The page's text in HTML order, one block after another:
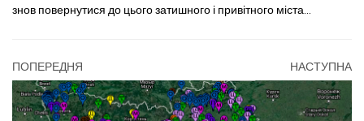
знов повернутися до цього затишного і привітного міста...
ПОПЕРЕДНЯ НАСТУПНА